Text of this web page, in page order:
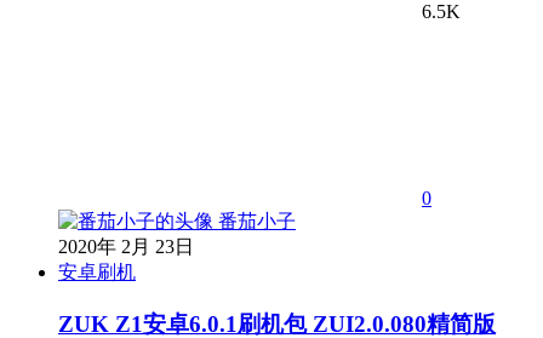
6.5K
0
番茄小子
2020年 2月 23日
安卓刷机
ZUK Z1安卓6.0.1刷机包 ZUI2.0.080精简版